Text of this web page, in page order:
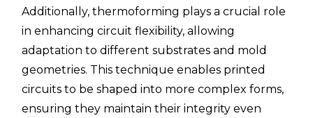
Additionally, thermoforming plays a crucial role
in enhancing circuit flexibility, allowing
adaptation to different substrates and mold
geometries. This technique enables printed
circuits to be shaped into more complex forms,
ensuring they maintain their integrity even